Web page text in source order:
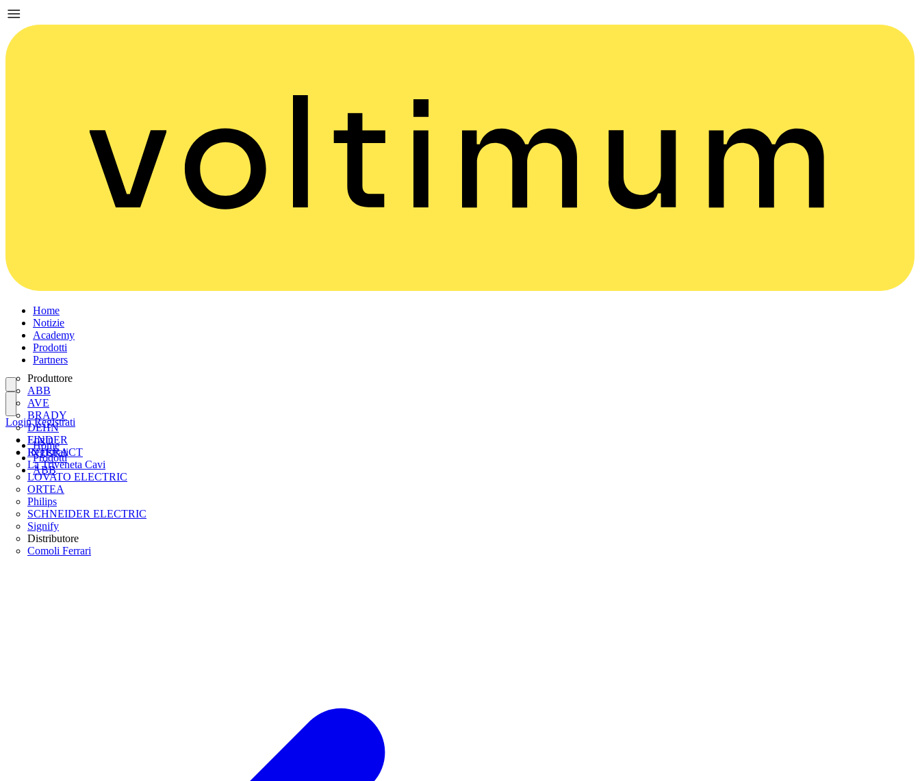
Home
Notizie
Academy
Prodotti
Partners
Produttore
ABB
AVE
BRADY
DEHN
FINDER
INTERACT
La Triveneta Cavi
LOVATO ELECTRIC
ORTEA
Philips
SCHNEIDER ELECTRIC
Signify
Distributore
Comoli Ferrari
Login
Registrati
Login Registrati
Home
Prodotti
ABB